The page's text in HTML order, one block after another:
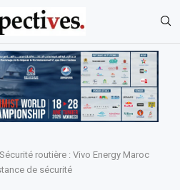
Sécurité routière : Vivo Energy Maroc
de sécurité